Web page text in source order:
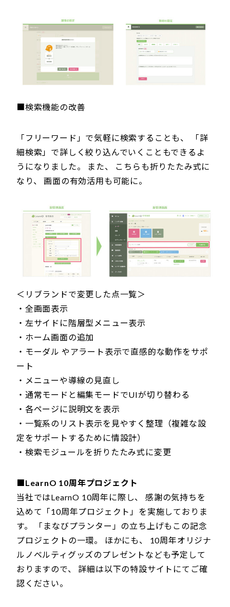
■検索機能の改善
「フリーワード」で気軽に検索することも、 「詳
細検索」で詳しく絞り込んでいくこともできるよ
うになりました。 また、 こちらも折りたたみ式に
なり、 画面の有効活用も可能に。
＜リブランドで変更した点一覧＞
・全画面表示
・左サイドに階層型メニュー表示
・ホーム画面の追加
・モーダル やアラート表示で直感的な動作をサポ
ート
・メニューや導線の見直し
・通常モードと編集モードでUIが切り替わる
・各ページに説明文を表示
・一覧系のリスト表示を見やすく整理（複雑な設
定をサポートするために情設計）
・検索モジュールを折りたたみ式に変更
■LearnO 10周年プロジェクト
当社ではLearnO 10周年に際し、 感謝の気持ちを
込めて「10周年プロジェクト」を実施しておりま
す。 「まなびプランター」の立ち上げもこの記念
プロジェクトの一環。 ほかにも、 10周年オリジナ
ルノベルティグッズのプレゼントなども予定して
おりますので、 詳細は以下の特設サイトにてご確
認ください。